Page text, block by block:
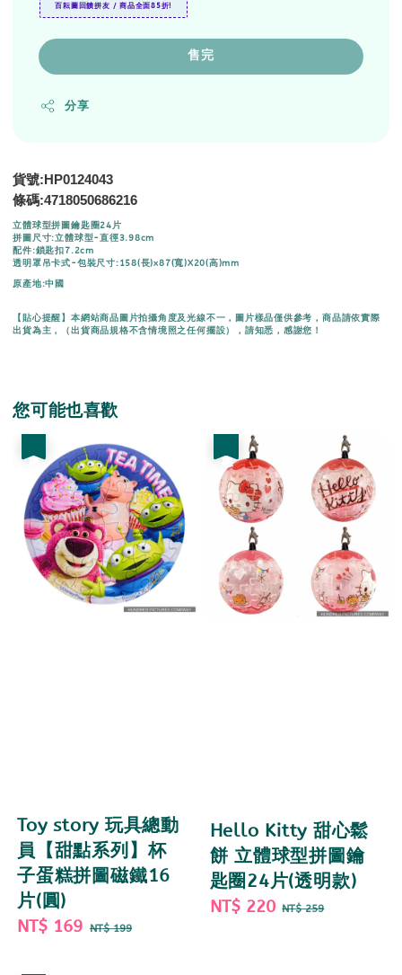
百耘圖回饋拼友 / 商品全面85折!
售完
分享
貨號:HP0124043
條碼:4718050686216
立體球型拼圖鑰匙圈24片
拼圖尺寸:立體球型-直徑3.98cm
配件:鎖匙扣7.2cm
透明罩吊卡式-包裝尺寸:158(長)x87(寬)X20(高)mm
原產地:中國
【貼心提醒】本網站商品圖片拍攝角度及光線不一，圖片樣品僅供參考，商品請依實際
出貨為主，（出貨商品規格不含情境照之任何擺設），請知悉，感謝您！
您可能也喜歡
Toy story 玩具總動
員【甜點系列】杯
子蛋糕拼圖磁鐵16
片(圓)
Sale
NT$ 169 Regular
NT$ 199
Hello Kitty 甜心鬆
餅 立體球型拼圖鑰
匙圈24片(透明款)
Sale
NT$ 220 Regular
NT$ 259